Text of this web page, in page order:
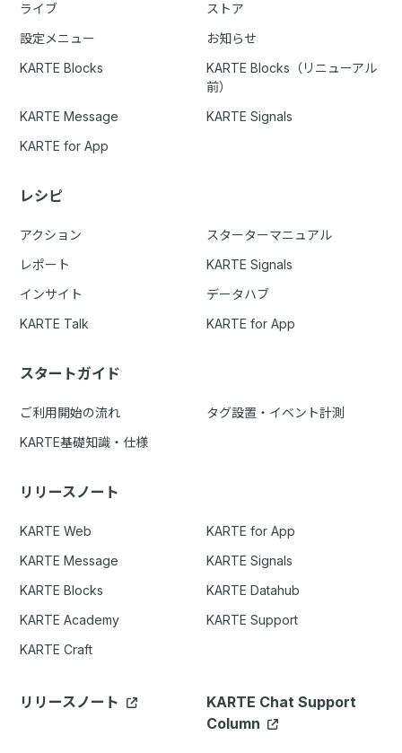
ライブ
ストア
設定メニュー
お知らせ
KARTE Blocks
KARTE Blocks（リニューアル
前）
KARTE Message
KARTE Signals
KARTE for App
レシピ
アクション
スターターマニュアル
レポート
KARTE Signals
インサイト
データハブ
KARTE Talk
KARTE for App
スタートガイド
ご利用開始の流れ
タグ設置・イベント計測
KARTE基礎知識・仕様
リリースノート
KARTE Web
KARTE for App
KARTE Message
KARTE Signals
KARTE Blocks
KARTE Datahub
KARTE Academy
KARTE Support
KARTE Craft
リリースノート
KARTE Chat Support
Column